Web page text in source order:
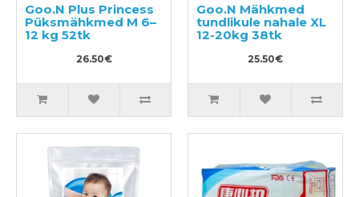
Goo.N Plus Princess
Püksmähkmed M 6–
12 kg 52tk
26.50€
Goo.N Mähkmed
tundlikule nahale XL
12-20kg 38tk
25.50€